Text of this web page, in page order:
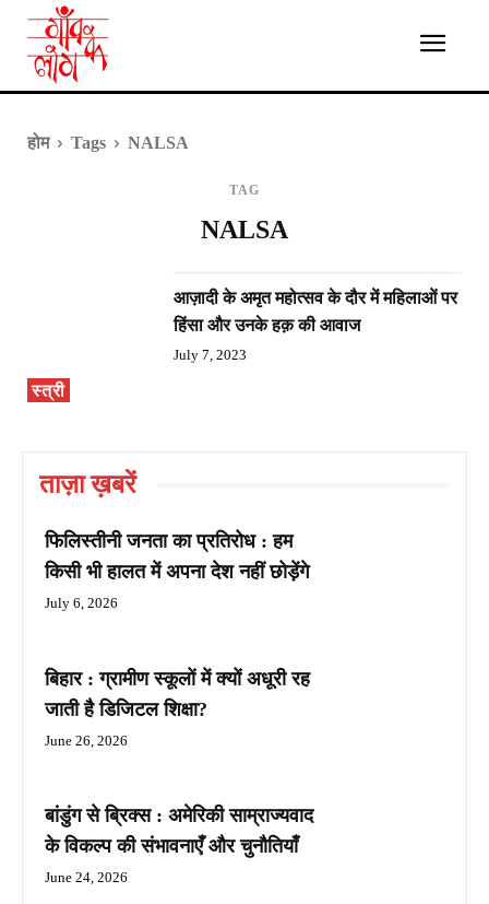
होम Tags NALSA
TAG
NALSA
स्त्री
आज़ादी के अमृत महोत्सव के दौर में महिलाओं पर
हिंसा और उनके हक़ की आवाज
July 7, 2023
ताज़ा ख़बरें
फिलिस्तीनी जनता का प्रतिरोध : हम
किसी भी हालत में अपना देश नहीं छोड़ेंगे
July 6, 2026
बिहार : ग्रामीण स्कूलों में क्यों अधूरी रह
जाती है डिजिटल शिक्षा?
June 26, 2026
बांडुंग से ब्रिक्स : अमेरिकी साम्राज्यवाद
के विकल्प की संभावनाएँ और चुनौतियाँ
June 24, 2026